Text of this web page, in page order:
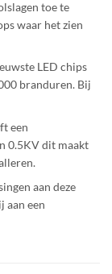
toe te
waar het zien
LED chips
branduren. Bij
een
0.5KV dit maakt
aan deze
aan een